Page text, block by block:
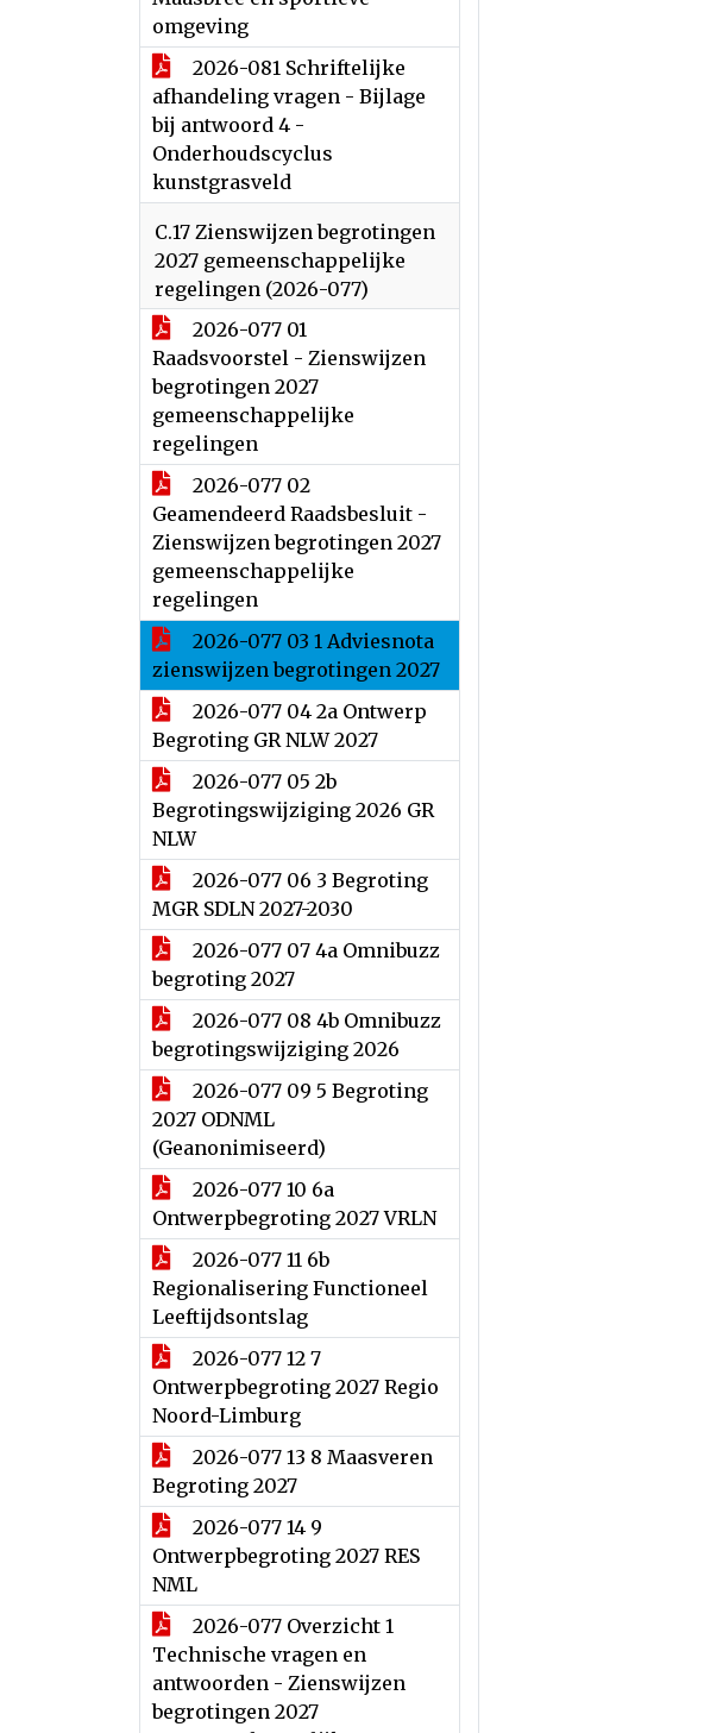
omgeving
2026-081 Schriftelijke
afhandeling vragen - Bijlage
bij antwoord 4 -
Onderhoudscyclus
kunstgrasveld
C.17 Zienswijzen begrotingen
2027 gemeenschappelijke
regelingen (2026-077)
2026-077 01
Raadsvoorstel - Zienswijzen
begrotingen 2027
gemeenschappelijke
regelingen
2026-077 02
Geamendeerd Raadsbesluit -
Zienswijzen begrotingen 2027
gemeenschappelijke
regelingen
2026-077 03 1 Adviesnota
zienswijzen begrotingen 2027
2026-077 04 2a Ontwerp
Begroting GR NLW 2027
2026-077 05 2b
Begrotingswijziging 2026 GR
NLW
2026-077 06 3 Begroting
MGR SDLN 2027-2030
2026-077 07 4a Omnibuzz
begroting 2027
2026-077 08 4b Omnibuzz
begrotingswijziging 2026
2026-077 09 5 Begroting
2027 ODNML
(Geanonimiseerd)
2026-077 10 6a
Ontwerpbegroting 2027 VRLN
2026-077 11 6b
Regionalisering Functioneel
Leeftijdsontslag
2026-077 12 7
Ontwerpbegroting 2027 Regio
Noord-Limburg
2026-077 13 8 Maasveren
Begroting 2027
2026-077 14 9
Ontwerpbegroting 2027 RES
NML
2026-077 Overzicht 1
Technische vragen en
antwoorden - Zienswijzen
begrotingen 2027